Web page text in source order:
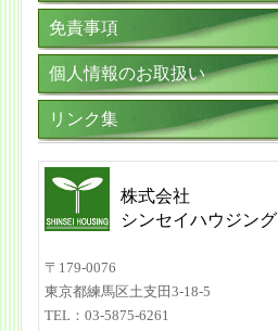
免責事項
個人情報のお取扱い
リンク集
株式会社
シンセイハウジング
〒179-0076
東京都練馬区土支田3-18-5
TEL：03-5875-6261